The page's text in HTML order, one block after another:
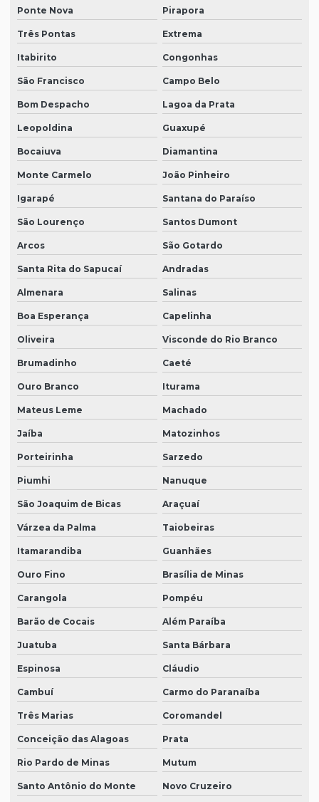
Ponte Nova Pirapora
Três Pontas Extrema
Itabirito Congonhas
São Francisco Campo Belo
Bom Despacho Lagoa da Prata
Leopoldina Guaxupé
Bocaiuva Diamantina
Monte Carmelo João Pinheiro
Igarapé Santana do Paraíso
São Lourenço Santos Dumont
Arcos São Gotardo
Santa Rita do Sapucaí Andradas
Almenara Salinas
Boa Esperança Capelinha
Oliveira Visconde do Rio Branco
Brumadinho Caeté
Ouro Branco Iturama
Mateus Leme Machado
Jaíba Matozinhos
Porteirinha Sarzedo
Piumhi Nanuque
São Joaquim de Bicas Araçuaí
Várzea da Palma Taiobeiras
Itamarandiba Guanhães
Ouro Fino Brasília de Minas
Carangola Pompéu
Barão de Cocais Além Paraíba
Juatuba Santa Bárbara
Espinosa Cláudio
Cambuí Carmo do Paranaíba
Três Marias Coromandel
Conceição das Alagoas Prata
Rio Pardo de Minas Mutum
Santo Antônio do Monte Novo Cruzeiro